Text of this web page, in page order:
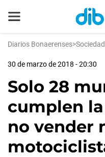
Diarios Bonaerenses>Sociedad
30 de marzo de 2018 - 20:30
Solo 28
cumplen
no vender